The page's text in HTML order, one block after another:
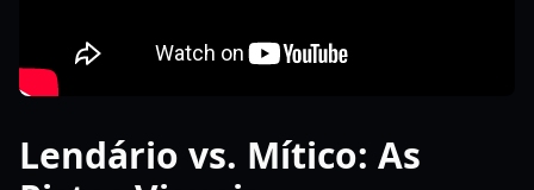
Lendário vs. Mítico: As